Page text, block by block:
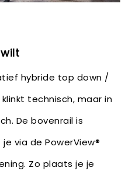
hybride top down /
technisch, maar in
De bovenrail is
via de PowerView®
Zo plaats je je